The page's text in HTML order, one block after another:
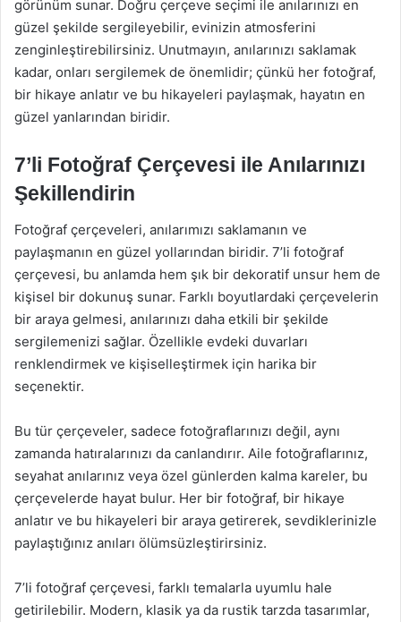
görünüm sunar. Doğru çerçeve seçimi ile anılarınızı en
güzel şekilde sergileyebilir, evinizin atmosferini
zenginleştirebilirsiniz. Unutmayın, anılarınızı saklamak
kadar, onları sergilemek de önemlidir; çünkü her fotoğraf,
bir hikaye anlatır ve bu hikayeleri paylaşmak, hayatın en
güzel yanlarından biridir.
7’li Fotoğraf Çerçevesi ile Anılarınızı
Şekillendirin
Fotoğraf çerçeveleri, anılarımızı saklamanın ve
paylaşmanın en güzel yollarından biridir. 7’li fotoğraf
çerçevesi, bu anlamda hem şık bir dekoratif unsur hem de
kişisel bir dokunuş sunar. Farklı boyutlardaki çerçevelerin
bir araya gelmesi, anılarınızı daha etkili bir şekilde
sergilemenizi sağlar. Özellikle evdeki duvarları
renklendirmek ve kişiselleştirmek için harika bir
seçenektir.
Bu tür çerçeveler, sadece fotoğraflarınızı değil, aynı
zamanda hatıralarınızı da canlandırır. Aile fotoğraflarınız,
seyahat anılarınız veya özel günlerden kalma kareler, bu
çerçevelerde hayat bulur. Her bir fotoğraf, bir hikaye
anlatır ve bu hikayeleri bir araya getirerek, sevdiklerinizle
paylaştığınız anıları ölümsüzleştirirsiniz.
7’li fotoğraf çerçevesi, farklı temalarla uyumlu hale
getirilebilir. Modern, klasik ya da rustik tarzda tasarımlar,